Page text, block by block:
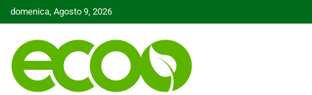
Skip
to
domenica, Agosto 9, 2026